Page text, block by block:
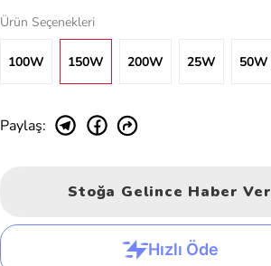
Ürün Seçenekleri
100W 150W 200W 25W 50W
Paylaş:
Stoğa Gelince Haber Ver